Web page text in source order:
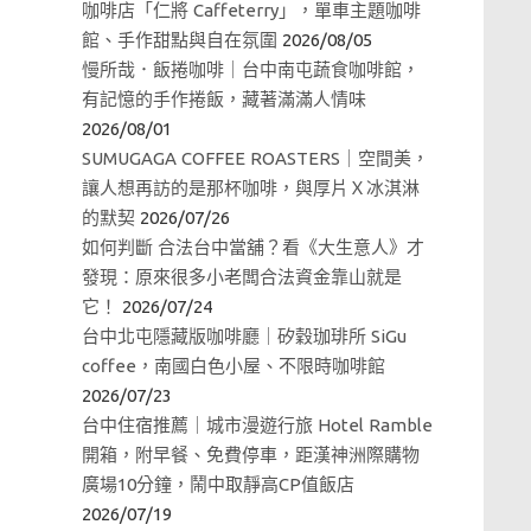
咖啡店「仁將 Caffeterry」，單車主題咖啡
館、手作甜點與自在氛圍 2026/08/05
慢所哉．飯捲咖啡｜台中南屯蔬食咖啡館，
有記憶的手作捲飯，藏著滿滿人情味
2026/08/01
SUMUGAGA COFFEE ROASTERS｜空間美，
讓人想再訪的是那杯咖啡，與厚片Ｘ冰淇淋
的默契 2026/07/26
如何判斷 合法台中當舖？看《大生意人》才
發現：原來很多小老闆合法資金靠山就是
它！
2026/07/24
台中北屯隱藏版咖啡廳｜矽穀珈琲所 SiGu
coffee，南國白色小屋、不限時咖啡館
2026/07/23
台中住宿推薦｜城市漫遊行旅 Hotel Ramble
開箱，附早餐、免費停車，距漢神洲際購物
廣場10分鐘，鬧中取靜高CP值飯店
2026/07/19